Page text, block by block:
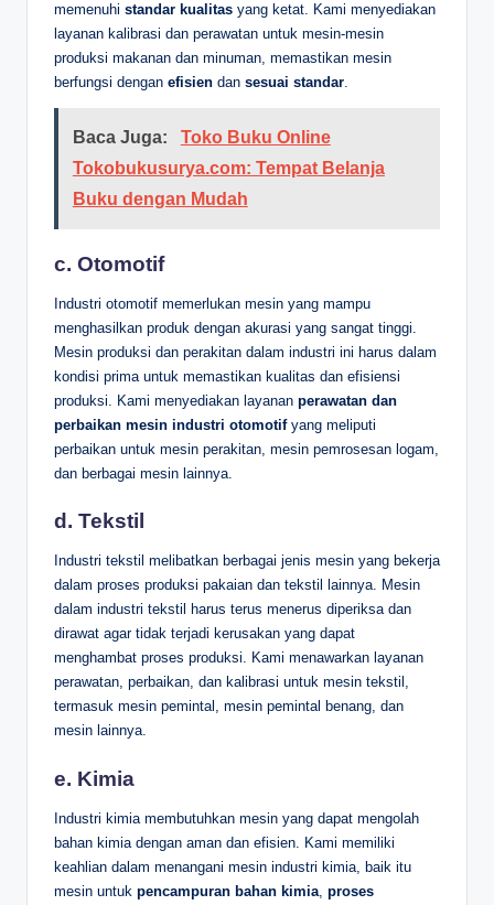
memenuhi standar kualitas yang ketat. Kami menyediakan
layanan kalibrasi dan perawatan untuk mesin-mesin
produksi makanan dan minuman, memastikan mesin
berfungsi dengan efisien dan sesuai standar.
Baca Juga:
Toko Buku Online
Tokobukusurya.com: Tempat Belanja
Buku dengan Mudah
c. Otomotif
Industri otomotif memerlukan mesin yang mampu
menghasilkan produk dengan akurasi yang sangat tinggi.
Mesin produksi dan perakitan dalam industri ini harus dalam
kondisi prima untuk memastikan kualitas dan efisiensi
produksi. Kami menyediakan layanan perawatan dan
perbaikan mesin industri otomotifyang meliputi
perbaikan untuk mesin perakitan, mesin pemrosesan logam,
dan berbagai mesin lainnya.
d. Tekstil
Industri tekstil melibatkan berbagai jenis mesin yang bekerja
dalam proses produksi pakaian dan tekstil lainnya. Mesin
dalam industri tekstil harus terus menerus diperiksa dan
dirawat agar tidak terjadi kerusakan yang dapat
menghambat proses produksi. Kami menawarkan layanan
perawatan, perbaikan, dan kalibrasi untuk mesin tekstil,
termasuk mesin pemintal, mesin pemintal benang, dan
mesin lainnya.
e. Kimia
Industri kimia membutuhkan mesin yang dapat mengolah
bahan kimia dengan aman dan efisien. Kami memiliki
keahlian dalam menangani mesin industri kimia, baik itu
mesin untuk pencampuran bahan kimia proses